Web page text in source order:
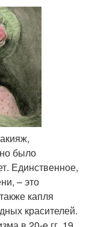
было
Единственное,
– это
капля
красителей.